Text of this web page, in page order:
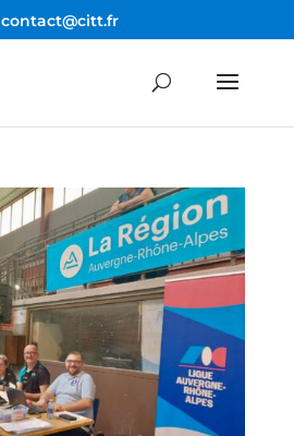
contact@citt.fr